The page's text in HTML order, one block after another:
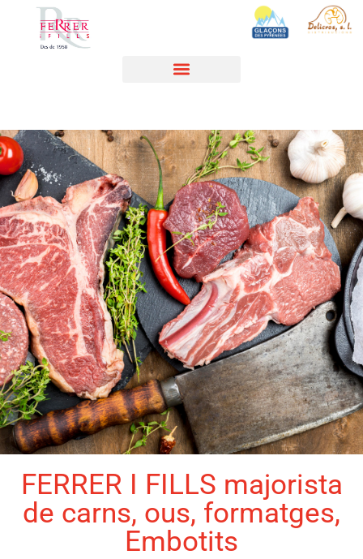
FERRER I FILLS majorista
de carns, ous, formatges,
Embotits